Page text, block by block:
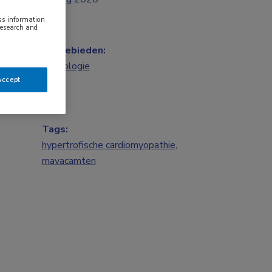
Vakgebieden:
Cardiologie
Tags:
hypertrofische cardiomyopathie,
mavacamten
information
and